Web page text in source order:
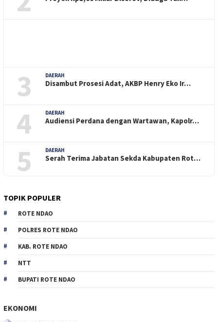
3 DAERAH
Disambut Prosesi Adat, AKBP Henry Eko Ir…
4 DAERAH
Audiensi Perdana dengan Wartawan, Kapolr…
5 DAERAH
Serah Terima Jabatan Sekda Kabupaten Rot…
TOPIK POPULER
ROTE NDAO
POLRES ROTE NDAO
KAB. ROTE NDAO
NTT
BUPATI ROTE NDAO
EKONOMI